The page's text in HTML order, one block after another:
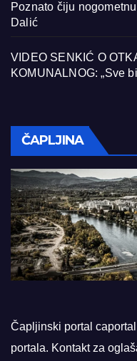
Poznato čiju
Dalić
VIDEO SENKIĆ O
KOMUNALNOG: „Sve
ČAPLJINA
Čapljinski portal
portala. Kontakt za